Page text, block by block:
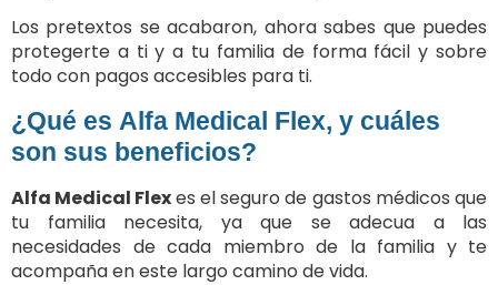
Los pretextos se acabaron, ahora sabes que puedes
protegerte a ti y a tu familia de forma fácil y sobre
todo con pagos accesibles para ti.
¿Qué es Alfa Medical Flex, y cuáles
son sus beneficios?
Alfa Medical Flexes el seguro de gastos médicos que
tu familia necesita, ya que se adecua a las
necesidades de cada miembro de la familia y te
acompaña en este largo camino de vida.